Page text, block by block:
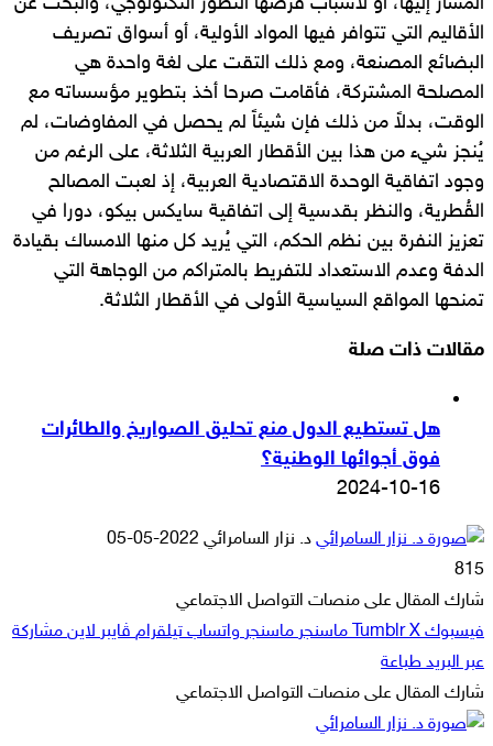
الأقاليم التي تتوافر فيها المواد الأولية، أو أسواق تصريف
البضائع المصنعة، ومع ذلك التقت على لغة واحدة هي
المصلحة المشتركة، فأقامت صرحا أخذ بتطوير مؤسساته مع
الوقت، بدلاً من ذلك فإن شيئاً لم يحصل في المفاوضات، لم
يُنجز شيء من هذا بين الأقطار العربية الثلاثة، على الرغم من
وجود اتفاقية الوحدة الاقتصادية العربية، إذ لعبت المصالح
القُطرية، والنظر بقدسية إلى اتفاقية سايكس بيكو، دورا في
تعزيز النفرة بين نظم الحكم، التي يُريد كل منها الامساك بقيادة
الدفة وعدم الاستعداد للتفريط بالمتراكم من الوجاهة التي
تمنحها المواقع السياسية الأولى في الأقطار الثلاثة.
مقالات ذات صلة
هل تستطيع الدول منع تحليق الصواريخ والطائرات
فوق أجوائها الوطنية؟
2024-10-16
د. نزار السامرائي أرسل
إلكترونيا
2022-05-05
815
شارك المقال على منصات التواصل الاجتماعي
فيسبوك ‫X ماسنجر ماسنجر واتساب تيلقرام ڤايبر لاين مشاركة
عبر البريد طباعة
شارك المقال على منصات التواصل الاجتماعي
فيسبوك
‫X
ماسنجر
ماسنجر
واتساب
تيلقرام
ڤايبر
لاين
مشاركة
طباعة